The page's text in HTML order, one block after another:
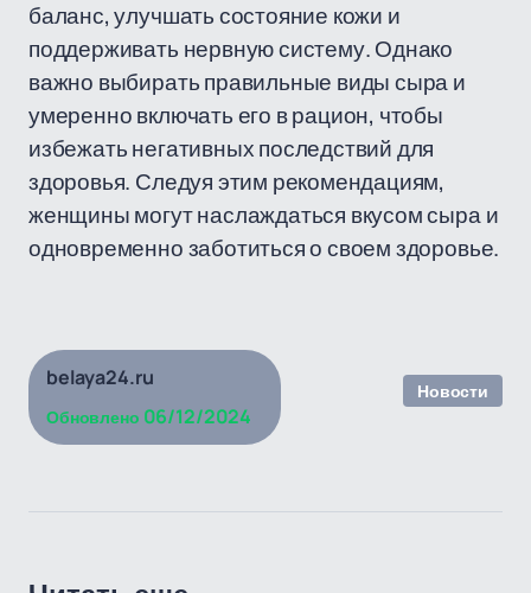
баланс, улучшать состояние кожи и
поддерживать нервную систему. Однако
важно выбирать правильные виды сыра и
умеренно включать его в рацион, чтобы
избежать негативных последствий для
здоровья. Следуя этим рекомендациям,
женщины могут наслаждаться вкусом сыра и
одновременно заботиться о своем здоровье.
belaya24.ru
Обновлено 06/12/2024
Новости